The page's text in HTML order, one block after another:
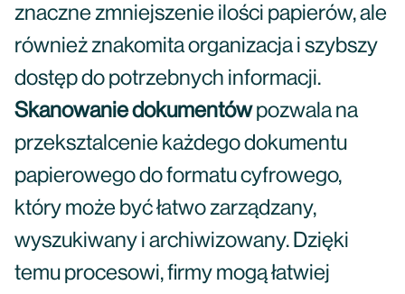
znaczne zmniejszenie ilości papierów, ale
również znakomita organizacja i szybszy
dostęp do potrzebnych informacji.
Skanowanie dokumentówpozwala na
przeksztalcenie każdego dokumentu
papierowego do formatu cyfrowego,
który może być łatwo zarządzany,
wyszukiwany i archiwizowany. Dzięki
temu procesowi, firmy mogą łatwiej